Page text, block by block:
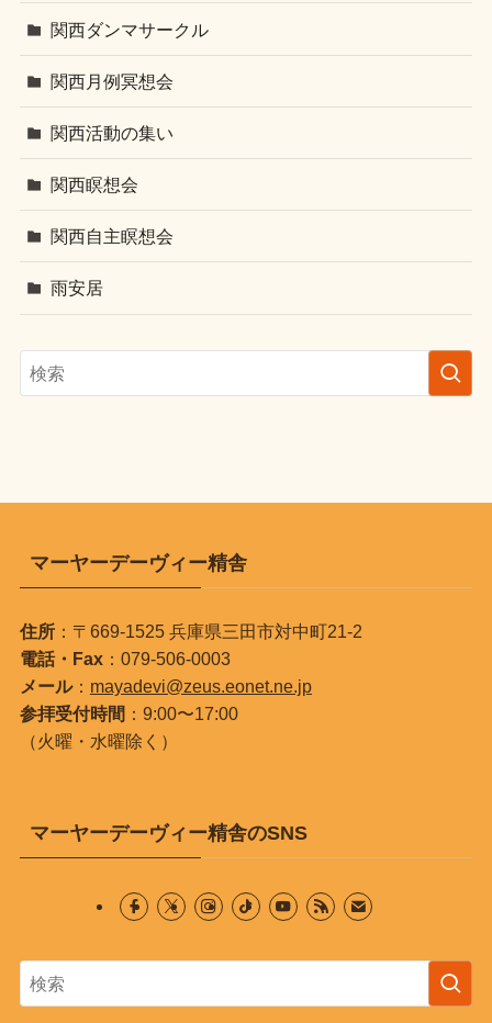
関西ダンマサークル
関西月例冥想会
関西活動の集い
関西瞑想会
関西自主瞑想会
雨安居
マーヤーデーヴィー精舎
住所：〒669-1525 兵庫県三田市対中町21-2
電話・Fax：079-506-0003
メール： mayadevi@zeus.eonet.ne.jp
参拝受付時間 ：9:00〜17:00
（火曜・水曜除く）
マーヤーデーヴィー精舎のSNS